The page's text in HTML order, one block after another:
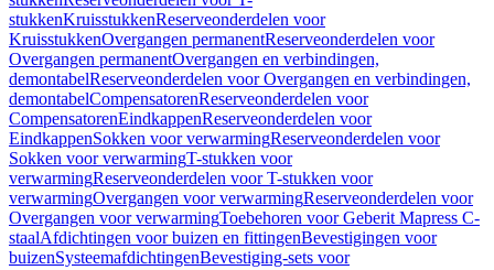
stukkenKruisstukkenReserveonderdelen voor
KruisstukkenOvergangen permanentReserveonderdelen voor
Overgangen permanentOvergangen en verbindingen,
demontabelReserveonderdelen voor Overgangen en verbindingen,
demontabelCompensatorenReserveonderdelen voor
CompensatorenEindkappenReserveonderdelen voor
EindkappenSokken voor verwarmingReserveonderdelen voor
Sokken voor verwarmingT-stukken voor
verwarmingReserveonderdelen voor T-stukken voor
verwarmingOvergangen voor verwarmingReserveonderdelen voor
Overgangen voor verwarmingToebehoren voor Geberit Mapress C-
staalAfdichtingen voor buizen en fittingenBevestigingen voor
buizenSysteemafdichtingenBevestiging-sets voor